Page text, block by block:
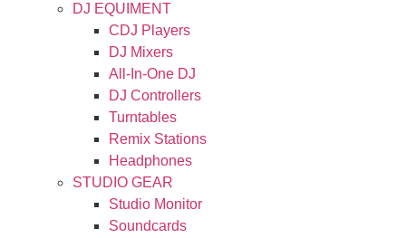
DJ EQUIMENT
CDJ Players
DJ Mixers
All-In-One DJ
DJ Controllers
Turntables
Remix Stations
Headphones
STUDIO GEAR
Studio Monitor
Soundcards